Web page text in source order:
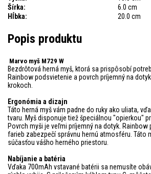
Šírka:
6.0 cm
Hĺbka:
20.0 cm
Popis produktu
Marvo myš M729 W
Bezdrôtová herná myš, ktorá sa prispôsobí
Rainbow podsvietenie a povrch príjemný na
krokoch.
Ergonómia a dizajn
Táto herná myš vám padne do ruky ako uliata,
tvaru. Myš disponuje tiež špeciálnou "opierkou"
Povrch myši je veľmi príjemný na dotyk.
farieb zabezpečí správnu hernú atmosféru. Táto
súčasťou vášho herného priestoru.
Nabíjanie a batéria
Vďaka 700mAh vstavané batérii sa nemusíte